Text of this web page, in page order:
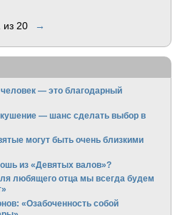
из 20 →
— это благодарный
— шанс сделать выбор в
могут быть очень близкими
из «Девятых валов»?
любящего отца мы всегда будем
«Озабоченность собой